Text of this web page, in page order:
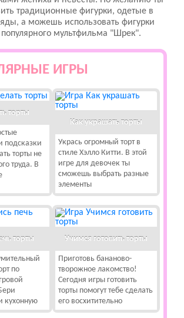
традиционные фигурки, одетые в
а можешь использовать фигурки
мультфильма "Шрек".
ИГРЫ
торты
подсказки
торты не
труда. В
Как украшать торты
Укрась огромный торт в
стиле Хэлло Китти. В этой
игре для девочек ты
сможешь выбрать разные
элементы
торты
по
кухонную
Учимся готовить торты
Приготовь бананово-
творожное лакомство!
Сегодня игры готовить
торты помогут тебе сделать
его восхитительно